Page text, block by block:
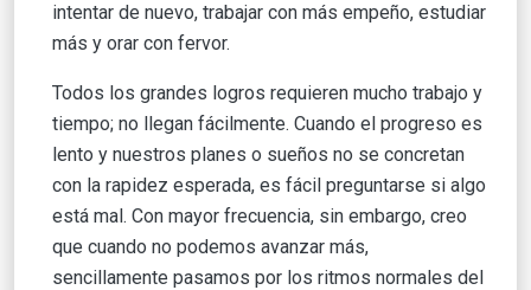
intentar de nuevo, trabajar con más empeño, estudiar
más y orar con fervor.
Todos los grandes logros requieren mucho trabajo y
tiempo; no llegan fácilmente. Cuando el progreso es
lento y nuestros planes o sueños no se concretan
con la rapidez esperada, es fácil preguntarse si algo
está mal. Con mayor frecuencia, sin embargo, creo
que cuando no podemos avanzar más,
sencillamente pasamos por los ritmos normales del